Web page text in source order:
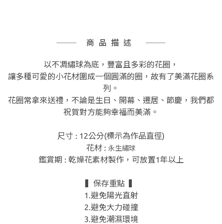
商品描述
以不凋繡球為底，豐富且多彩的花圈，
讓多種可愛的小花材圍成一個圓滿的圈，故有了美滿花圈系
列。
花圈常拿來送禮，不論是生日、開幕、遷居、節慶，我們都
祝賀對方能夠幸福而美滿。
尺寸 : 12公分(標示為作品直徑)
花材 : 永生繡球
鑑賞期 : 乾燥花素材製作，可放置1年以上
▍保存重點 ▍
1.避免陽光直射
2.避免大力碰撞
3.避免潮濕環境